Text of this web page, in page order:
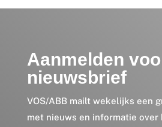
Aanmelden
nieuwsbrief
VOS/ABB mailt wekelijks een
met nieuws en informatie over